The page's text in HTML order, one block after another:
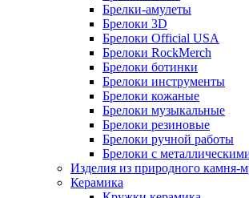
Брелки-амулеты
Брелоки 3D
Брелоки Official USA
Брелоки RockMerch
Брелоки ботинки
Брелоки инструменты
Брелоки кожаные
Брелоки музыкальные
Брелоки резиновые
Брелоки ручной работы
Брелоки с
Изделия из природного камня-
Керамика